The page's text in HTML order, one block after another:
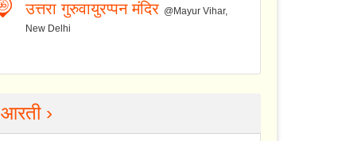
उत्तरा गुरुवायुरप्पन मंदिर @Mayur Vihar,
New Delhi
आरती ›